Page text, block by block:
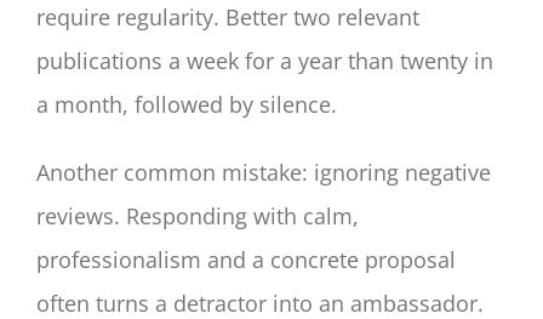
require regularity. Better two relevant
publications a week for a year than twenty in
a month, followed by silence.
Another common mistake: ignoring negative
reviews. Responding with calm,
professionalism and a concrete proposal
often turns a detractor into an ambassador.